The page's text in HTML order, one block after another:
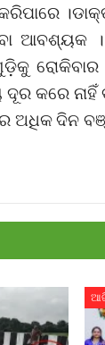
ଆବଶ୍ୟକ
ରୋକିବାର
କରେ
ଅଧିକ ଦିନ